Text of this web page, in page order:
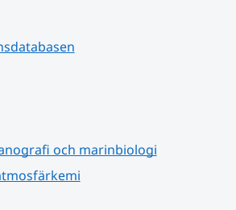
webbplats.
och marinbiologi